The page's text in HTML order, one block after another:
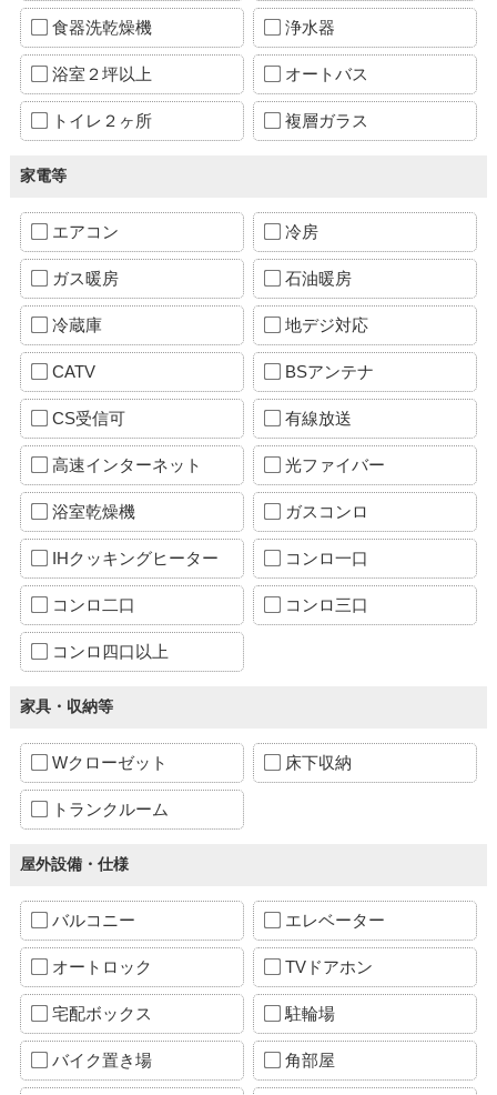
食器洗乾燥機 浄水器
浴室２坪以上 オートバス
トイレ２ヶ所 複層ガラス
家電等
エアコン 冷房
ガス暖房 石油暖房
冷蔵庫 地デジ対応
CATV BSアンテナ
CS受信可 有線放送
高速インターネット 光ファイバー
浴室乾燥機 ガスコンロ
IHクッキングヒーター コンロ一口
コンロ二口 コンロ三口
コンロ四口以上
家具・収納等
Wクローゼット 床下収納
トランクルーム
屋外設備・仕様
バルコニー エレベーター
オートロック TVドアホン
宅配ボックス 駐輪場
バイク置き場 角部屋